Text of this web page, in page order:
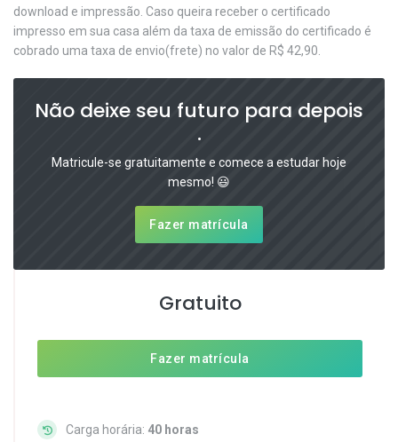
download e impressão. Caso queira receber o certificado
impresso em sua casa além da taxa de emissão do certificado é
cobrado uma taxa de envio(frete) no valor de R$ 42,90.
Não deixe seu futuro para depois
.
Matricule-se gratuitamente e comece a estudar hoje
mesmo! 😃
Fazer matrícula
Gratuito
Fazer matrícula
Carga horária: 40 horas